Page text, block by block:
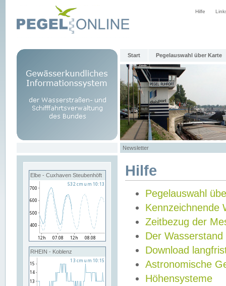
Hilfe
Start Pegelauswahl über Karte
Newsletter
Elbe - Cuxhaven Steubenhöft
RHEIN - Koblenz
Hilfe
Pegelauswahl
Kennzeichnende
Zeitbezug der
Der Wasserstand
Download
Astronomische
Höhensysteme